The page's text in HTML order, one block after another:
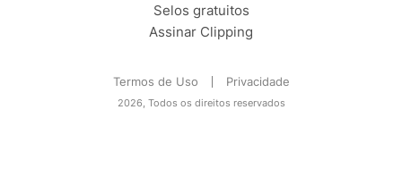
Selos gratuitos
Assinar Clipping
Termos de Uso Privacidade
2026, Todos os direitos reservados